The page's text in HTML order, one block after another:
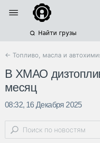
Найти грузы
← Топливо, масла и
В ХМАО
месяц
08:32, 16 Декабря 2025